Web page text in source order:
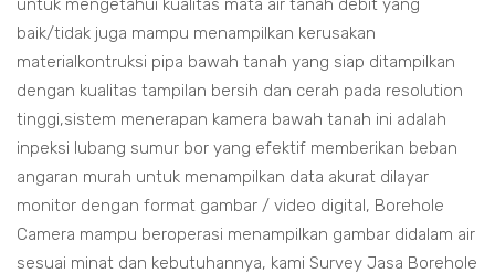
untuk mengetahui kualitas mata air tanah debit yang
baik/tidak juga mampu menampilkan kerusakan
materialkontruksi pipa bawah tanah yang siap ditampilkan
dengan kualitas tampilan bersih dan cerah pada resolution
tinggi,sistem menerapan kamera bawah tanah ini adalah
inpeksi lubang sumur bor yang efektif memberikan beban
angaran murah untuk menampilkan data akurat dilayar
monitor dengan format gambar / video digital, Borehole
Camera mampu beroperasi menampilkan gambar didalam air
sesuai minat dan kebutuhannya, kami Survey Jasa Borehole